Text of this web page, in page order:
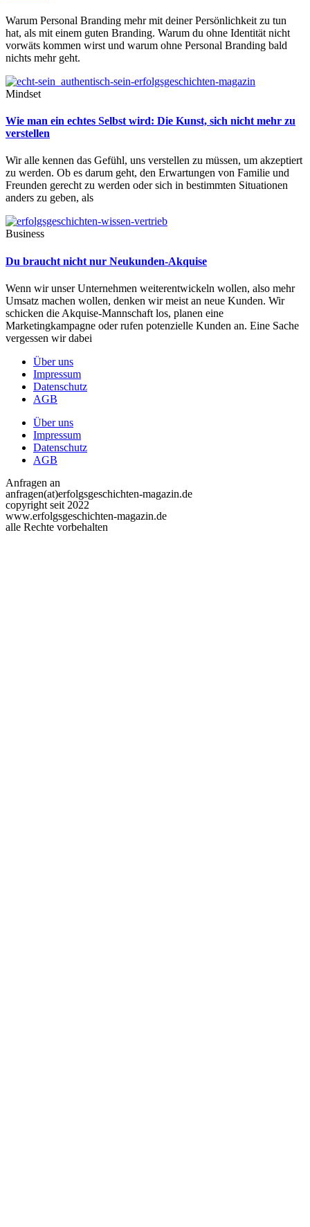
Warum Personal Branding mehr mit deiner Persönlichkeit zu tun
hat, als mit einem guten Branding. Warum du ohne Identität nicht
vorwäts kommen wirst und warum ohne Personal Branding bald
nichts mehr geht.
Mindset
Wie man ein echtes Selbst wird: Die Kunst, sich nicht mehr zu
verstellen
Wir alle kennen das Gefühl, uns verstellen zu müssen, um akzeptiert
zu werden. Ob es darum geht, den Erwartungen von Familie und
Freunden gerecht zu werden oder sich in bestimmten Situationen
anders zu geben, als
Business
Du braucht nicht nur Neukunden-Akquise
Wenn wir unser Unternehmen weiterentwickeln wollen, also mehr
Umsatz machen wollen, denken wir meist an neue Kunden. Wir
schicken die Akquise-Mannschaft los, planen eine
Marketingkampagne oder rufen potenzielle Kunden an. Eine Sache
vergessen wir dabei
Über uns
Impressum
Datenschutz
AGB
Über uns
Impressum
Datenschutz
AGB
Anfragen an
anfragen(at)erfolgsgeschichten-magazin.de
copyright seit 2022
www.erfolgsgeschichten-magazin.de
alle Rechte vorbehalten